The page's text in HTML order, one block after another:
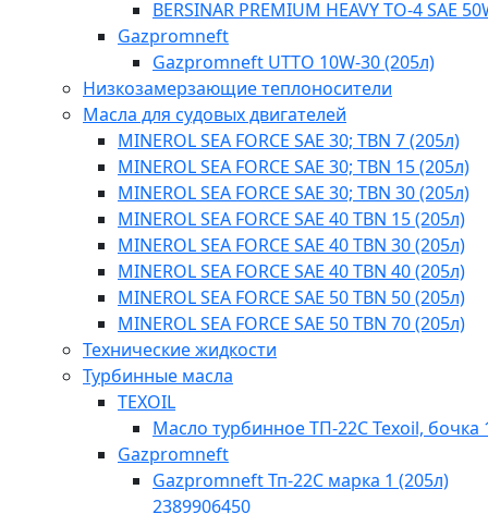
BERSINAR PREMIUM HEAVY TO-4 SAE
Gazpromneft
Gazpromneft UTTO 10W-30 (205л)
Низкозамерзающие теплоносители
Масла для судовых двигателей
MINEROL SEA FORCE SAE 30; TBN 7 (205л)
MINEROL SEA FORCE SAE 30; TBN 15 (205л)
MINEROL SEA FORCE SAE 30; TBN 30 (205л)
MINEROL SEA FORCE SAE 40 TBN 15 (205л)
MINEROL SEA FORCE SAE 40 TBN 30 (205л)
MINEROL SEA FORCE SAE 40 TBN 40​ (205л)
MINEROL SEA FORCE SAE 50 TBN 50 (205л)
MINEROL SEA FORCE SAE 50 TBN 70 (205л)
Технические жидкости
Турбинные масла
TEXOIL
Масло турбинное ТП-22С Texoil, бочка
Gazpromneft
Gazpromneft Тп-22С марка 1 (205л)
2389906450